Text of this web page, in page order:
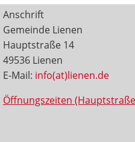
Anschrift
Gemeinde Lienen
Hauptstraße 14
49536 Lienen
E-Mail: info(at)lienen.de
Öffnungszeiten